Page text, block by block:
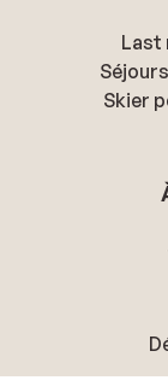
Last
Skier